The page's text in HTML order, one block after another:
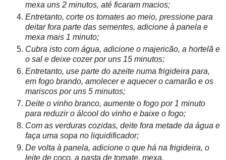
mexa uns 2 minutos, até ficaram macios;
Entretanto, corte os tomates ao meio, pressione para
deitar fora parte das sementes, adicione à panela e
mexa mais 1 minuto;
Cubra isto com água, adicione o majericão, a hortelã e
o sal e deixe cozer por uns 15 minutos;
Entretanto, use parte do azeite numa frigideira para,
em fogo brando, amolecer e aquecer o camarão e os
mariscos por uns 5 minutos;
Deite o vinho branco, aumente o fogo por 1 minuto
para reduzir o álcool do vinho e baixe o fogo;
Com as verduras cozidas, deite fora metade da água e
faça uma sopa no liquidificador;
De volta à panela, adicione o que há na frigideira, o
leite de coco, a pasta de tomate, mexa.